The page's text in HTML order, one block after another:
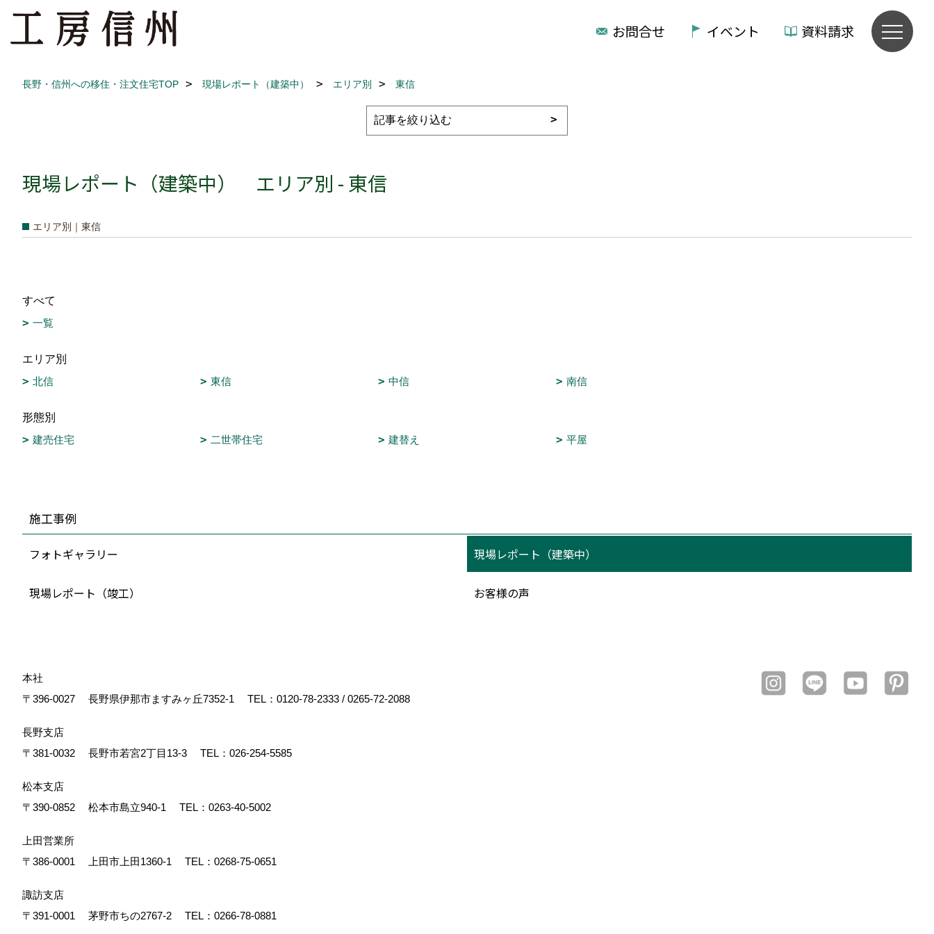
お問合せ イベント 資料請求
長野・信州への移住・注文住宅TOP 現場レポート（建築中） エリア別 東信
現場レポート（建築中） エリア別 - 東信
エリア別｜東信
すべて
一覧
エリア別
北信
東信 中信 南信
形態別
建売住宅
二世帯住宅 建替え 平屋
施工事例
フォトギャラリー 現場レポート（建築中）
現場レポート（竣工） お客様の声
本社
〒396-0027
長野県伊那市ますみヶ丘7352-1 TEL： 0120-78-2333 / 0265-72-2088
長野支店
〒381-0032
長野市若宮2丁目13-3 TEL： 026-254-5585
松本支店
〒390-0852
松本市島立940-1 TEL： 0263-40-5002
上田営業所
〒386-0001
上田市上田1360-1 TEL： 0268-75-0651
諏訪支店
〒391-0001
茅野市ちの2767-2 TEL： 0266-78-0881